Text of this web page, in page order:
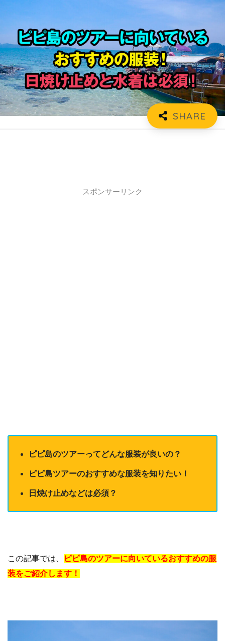
スポンサーリンク
ピピ島のツアーってどんな服装が良いの？
ピピ島ツアーのおすすめな服装を知りたい！
日焼け止めなどは必須？
この記事では、
ピピ島のツアーに向いているおすすめの服
装をご紹介します！